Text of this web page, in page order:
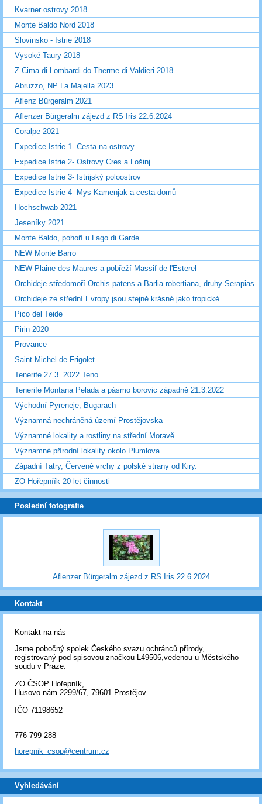
Kvarner ostrovy 2018
Monte Baldo Nord 2018
Slovinsko - Istrie 2018
Vysoké Taury 2018
Z Cima di Lombardi do Therme di Valdieri 2018
Abruzzo, NP La Majella 2023
Aflenz Bürgeralm 2021
Aflenzer Bürgeralm zájezd z RS Iris 22.6.2024
Coralpe 2021
Expedice Istrie 1- Cesta na ostrovy
Expedice Istrie 2- Ostrovy Cres a Lošinj
Expedice Istrie 3- Istrijský poloostrov
Expedice Istrie 4- Mys Kamenjak a cesta domů
Hochschwab 2021
Jeseníky 2021
Monte Baldo, pohoří u Lago di Garde
NEW Monte Barro
NEW Plaine des Maures a pobřeží Massif de l'Esterel
Orchideje středomoří Orchis patens a Barlia robertiana, druhy Serapias
Orchideje ze střední Evropy jsou stejně krásné jako tropické.
Pico del Teide
Pirin 2020
Provance
Saint Michel de Frigolet
Tenerife 27.3. 2022 Teno
Tenerife Montana Pelada a pásmo borovic západně 21.3.2022
Východní Pyreneje, Bugarach
Významná nechráněná území Prostějovska
Významné lokality a rostliny na střední Moravě
Významné přírodní lokality okolo Plumlova
Západní Tatry, Červené vrchy z polské strany od Kiry.
ZO Hořepníík 20 let činnosti
Poslední fotografie
Aflenzer Bürgeralm zájezd z RS Iris 22.6.2024
Kontakt
Kontakt na nás
Jsme pobočný spolek Českého svazu ochránců přírody,
registrovaný pod spisovou značkou L49506,vedenou u Městského
soudu v Praze.
ZO ČSOP Hořepník,
Husovo nám.2299/67, 79601 Prostějov
IČO 71198652
776 799 288
horepnik_csop@centrum.cz
Vyhledávání